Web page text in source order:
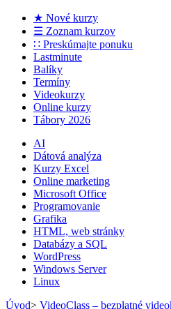
★ Nové kurzy
☰ Zoznam kurzov
∷ Preskúmajte ponuku
Lastminute
Balíky
Termíny
Videokurzy
Online kurzy
Tábory 2026
AI
Dátová analýza
Kurzy Excel
Online marketing
Microsoft Office
Programovanie
Grafika
HTML, web stránky
Databázy a SQL
WordPress
Windows Server
Linux
Úvod> VideoClass – bezplatné